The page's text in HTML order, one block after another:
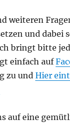
weiteren
und dabei
bringt bitte
einfach auf
zu undHier
auf eine